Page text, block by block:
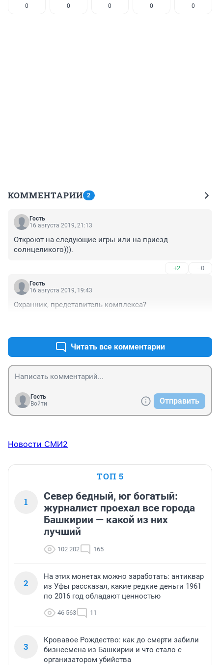
0 0 0 0 0
КОММЕНТАРИИ 2
Гость
16 августа 2019, 21:13
Откроют на следующие игры или на приезд
солнцеликого))).
+2 –0
Гость
16 августа 2019, 19:43
Охранник, представитель комплекса?
Читать все комментарии
Гость
Войти
Отправить
Новости СМИ2
ТОП 5
1
Север бедный, юг богатый:
журналист проехал все города
Башкирии — какой из них
лучший
102 202 165
2
На этих монетах можно заработать: антиквар
из Уфы рассказал, какие редкие деньги 1961
по 2016 год обладают ценностью
46 563 11
3
Кровавое Рождество: как до смерти забили
бизнесмена из Башкирии и что стало с
организатором убийства